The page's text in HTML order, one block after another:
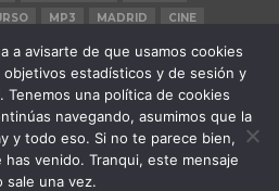
MP3 MADRID
CINE
CARNE CRUDA
CRÓNICA
F.A.Q.
CONTACTO
a avisarte de que usamos cookies
estadísticos y de sesión y
Tenemos una política de cookies
navegando, asumimos que la
y todo eso. Si no te parece bien,
venido. Tranqui, este mensaje
sale una vez.